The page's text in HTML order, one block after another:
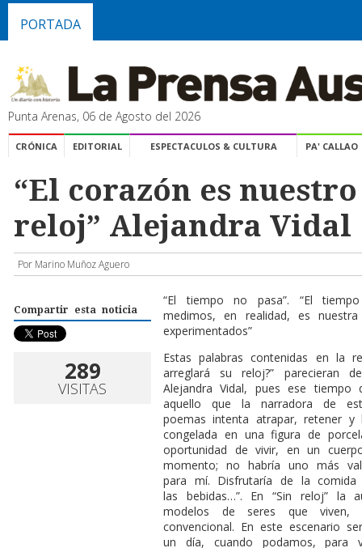
PORTADA
Punta Arenas, 06 de Agosto del 2026
CRÓNICA EDITORIAL ESPECTACULOS & CULTURA PA' CALLAO
“El corazón es
reloj” Alejandra Vidal
Por Marino Muñoz Aguero
Compartir esta noticia
289
VISITAS
“El tiempo no pasa”. “El
medimos, en realidad, es
experimentados”
Estas palabras contenidas en la
arreglará su reloj?” parecieran
Alejandra Vidal, pues ese
aquello que la narradora de
poemas intenta atrapar, retener y
congelada en una figura de
oportunidad de vivir, en un
momento; no habría uno más
para mí. Disfrutaría de la
las bebidas…”. En “Sin reloj” la
modelos de seres que
convencional. En este escenario
un día, cuando podamos,